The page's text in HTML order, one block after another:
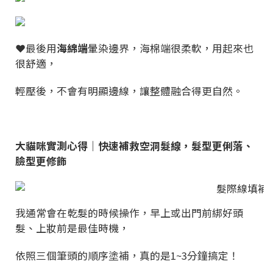
❤️最後用海綿端暈染邊界，海棉端很柔軟，用起來也
很舒適，
輕壓後，不會有明顯邊線，讓整體融合得更自然。
大貓咪實測心得｜快速補救空洞髮線，髮型更俐落、
臉型更修飾
我通常會在乾髮的時候操作，早上或出門前綁好頭
髮、上妝前是最佳時機，
依照三個筆頭的順序塗補，真的是1~3分鐘搞定！